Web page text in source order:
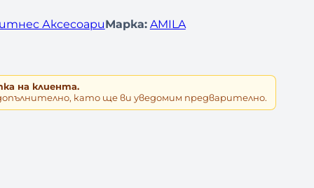
АксесоариМарка: AMILA
на клиента.
като ще ви уведомим предварително.